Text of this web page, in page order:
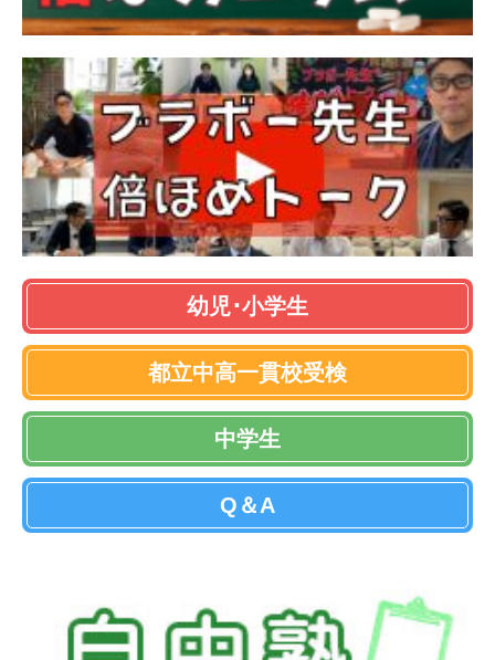
幼児･小学生
都立中高一貫校受検
中学生
Q＆A